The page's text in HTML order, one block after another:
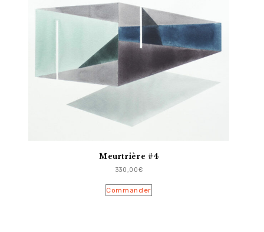
Meurtrière #4
330,00€
Commander